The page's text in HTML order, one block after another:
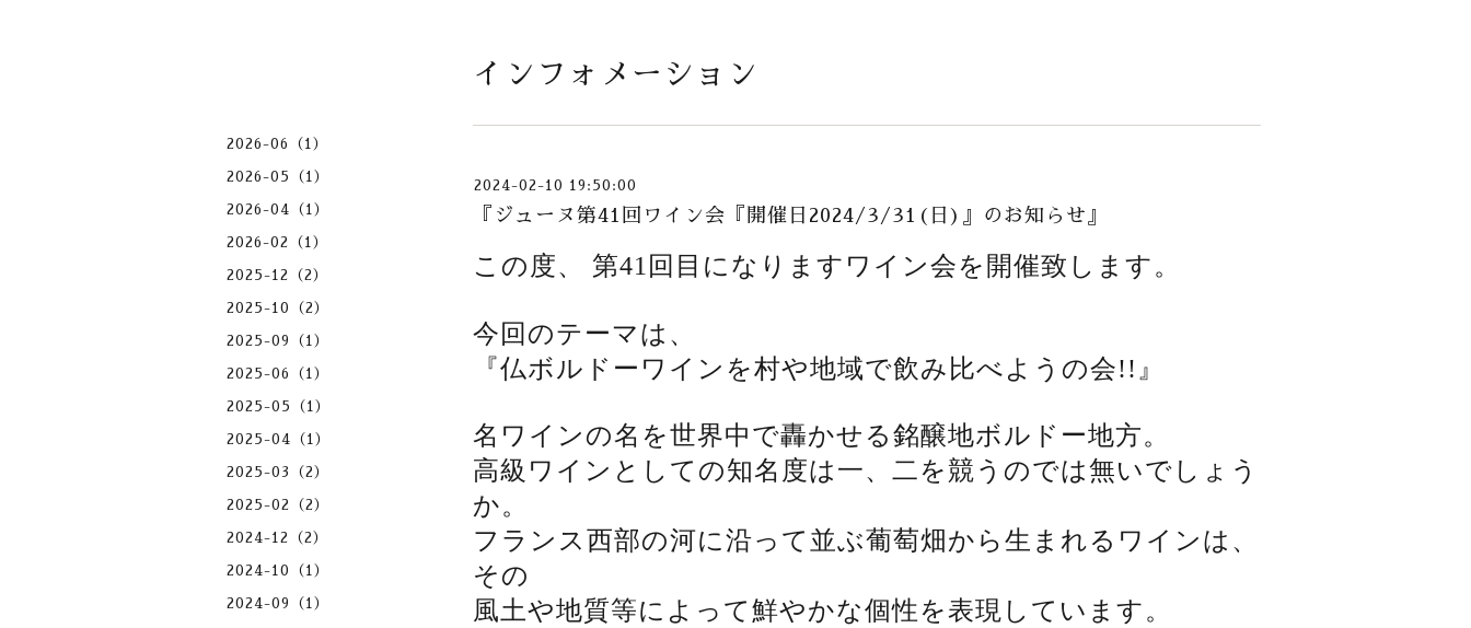
インフォメーション
2024-02-10 19:50:00
『ジューヌ第41回ワイン会『開催日2024/3/31(日)』のお知らせ』
この度、 第41回目になりますワイン会を開催致します。
今回のテーマは、
『仏ボルドーワインを村や地域で飲み比べようの会!!』
名ワインの名を世界中で轟かせる銘醸地ボルドー地方。
高級ワインとしての知名度は一、二を競うのでは無いでしょう
か。
フランス西部の河に沿って並ぶ葡萄畑から生まれるワインは、
その
風土や地質等によって鮮やかな個性を表現しています。
2026-06（1）
2026-05（1）
2026-04（1）
2026-02（1）
2025-12（2）
2025-10（2）
2025-09（1）
2025-06（1）
2025-05（1）
2025-04（1）
2025-03（2）
2025-02（2）
2024-12（2）
2024-10（1）
2024-09（1）